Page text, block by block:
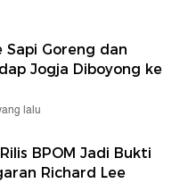
Sapi Goreng dan
Jogja Diboyong ke
lalu
BPOM Jadi Bukti
Richard Lee